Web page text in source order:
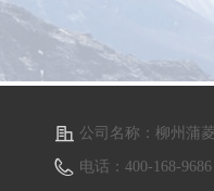
公司名称： 柳州蒲
电话： 400-168-9686